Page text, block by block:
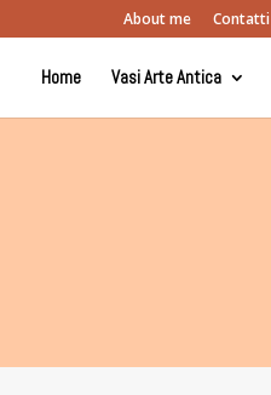
About me Contatti
Home Vasi Arte Antica